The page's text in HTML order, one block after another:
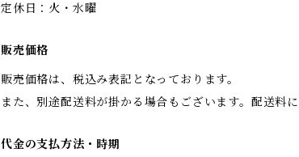
定休日：火・水曜
販売価格
販売価格は、税込み表記となっております。
また、別途配送料が掛かる場合もございます。配送料
代金の支払方法・時期